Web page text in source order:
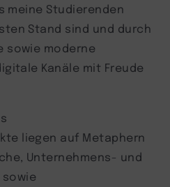
meine Studierenden
Stand sind und durch
sowie moderne
Kanäle mit Freude
liegen auf Metaphern
Unternehmens- und